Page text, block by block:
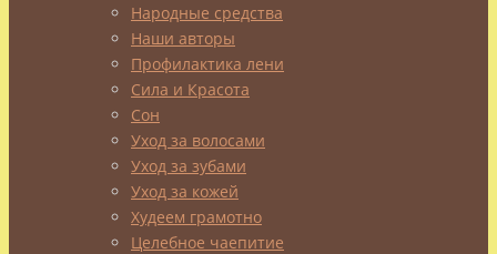
соответственно
выглядеть
в
легких
сарафанах
и
шортах
Народные средства
Наши авторы
Профилактика лени
Сила и Красота
Сон
Уход за волосами
Уход за зубами
Уход за кожей
Худеем грамотно
Целебное чаепитие